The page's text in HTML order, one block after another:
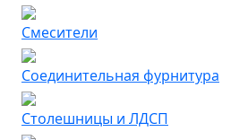
Смесители
Соединительная фурнитура
Столешницы и ЛДСП